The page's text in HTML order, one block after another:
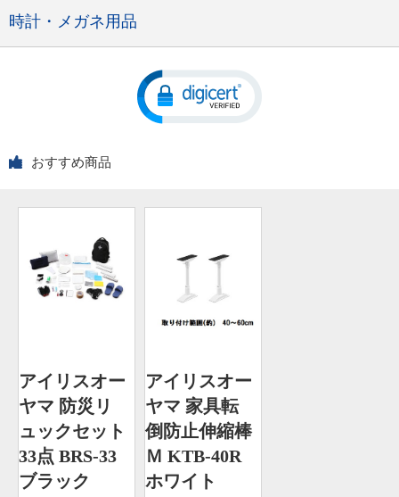
時計・メガネ用品
おすすめ商品
アイリスオー
ヤマ 防災リ
ュックセット
33点 BRS-33
ブラック
アイリスオー
ヤマ 家具転
倒防止伸縮棒
Ｍ KTB-40R
ホワイト